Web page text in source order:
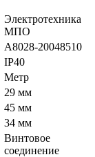
Электротехника
МПО
A8028-20048510
IP40
Метр
29 мм
45 мм
34 мм
Винтовое
соединение